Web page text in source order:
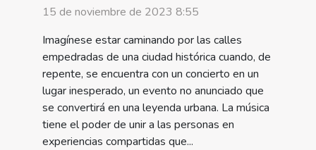
15 de noviembre de 2023 8:55
Imagínese estar caminando por las calles
empedradas de una ciudad histórica cuando, de
repente, se encuentra con un concierto en un
lugar inesperado, un evento no anunciado que
se convertirá en una leyenda urbana. La música
tiene el poder de unir a las personas en
experiencias compartidas que...